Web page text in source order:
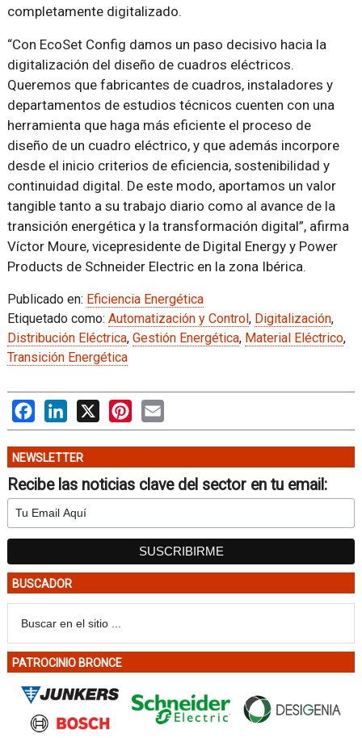
completamente digitalizado.
“Con EcoSet Config damos un paso decisivo hacia la
digitalización del diseño de cuadros eléctricos.
Queremos que fabricantes de cuadros, instaladores y
departamentos de estudios técnicos cuenten con una
herramienta que haga más eficiente el proceso de
diseño de un cuadro eléctrico, y que además incorpore
desde el inicio criterios de eficiencia, sostenibilidad y
continuidad digital. De este modo, aportamos un valor
tangible tanto a su trabajo diario como al avance de la
transición energética y la transformación digital”, afirma
Víctor Moure, vicepresidente de Digital Energy y Power
Products de Schneider Electric en la zona Ibérica.
Publicado en: Eficiencia Energética
Etiquetado como: Automatización y Control, Digitalización,
Distribución Eléctrica, Gestión Energética, Material Eléctrico,
Transición Energética
FacebookLinkedIn
X PinterestEmail
NEWSLETTER
Recibe las noticias clave del sector en tu email:
BUSCADOR
PATROCINIO BRONCE